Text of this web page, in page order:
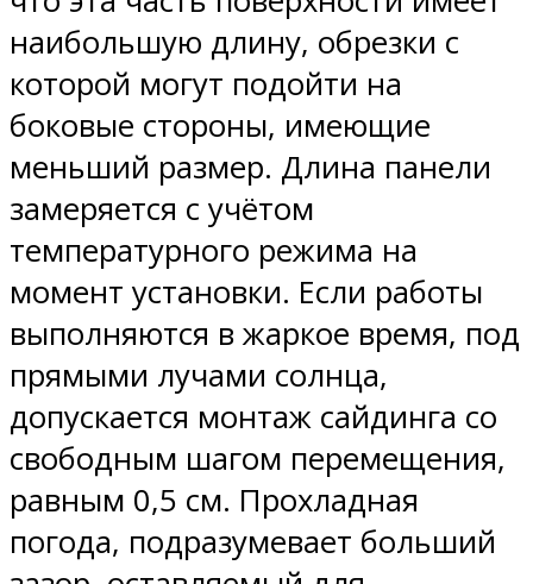
наибольшую длину, обрезки с
которой могут подойти на
боковые стороны, имеющие
меньший размер. Длина панели
замеряется с учётом
температурного режима на
момент установки. Если работы
выполняются в жаркое время, под
прямыми лучами солнца,
допускается монтаж сайдинга со
свободным шагом перемещения,
равным 0,5 см. Прохладная
погода, подразумевает больший